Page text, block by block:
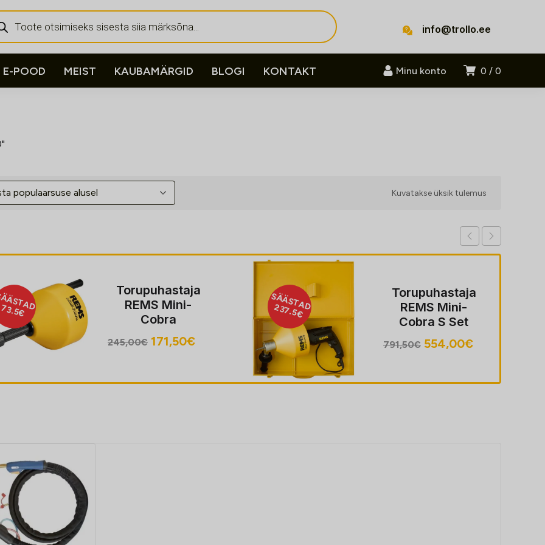
info@trollo.ee
0 0
Minu konto
E-POOD MEIST KAUBAMÄRGID BLOGI KONTAKT
Kuvatakse üksik tulemus
73.5€
Torupuhastaja
REMS Mini-
Cobra
245,00€ Algne
171,50€Praegune
SÄÄSTAD
237.5€
Torupuhastaja
REMS Mini-
Cobra S Set
791,50€ Algne
791,50€.
554,00€Praegune
554,00€.